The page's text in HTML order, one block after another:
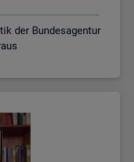
der Bundesagentur